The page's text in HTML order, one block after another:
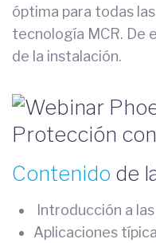
óptima para todas
tecnología MCR. De
de la instalación.
Contenido de
Introducción a
Aplicaciones